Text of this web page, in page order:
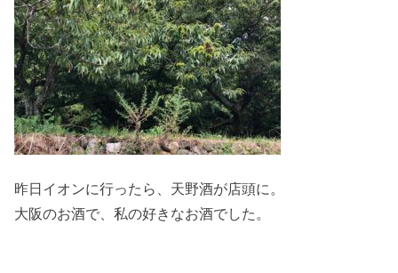
昨日イオンに行ったら、天野酒が店頭に。
大阪のお酒で、私の好きなお酒でした。